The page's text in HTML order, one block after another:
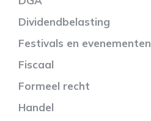
Dividendbelasting
Festivals en evenementen
Fiscaal
Formeel recht
Handel